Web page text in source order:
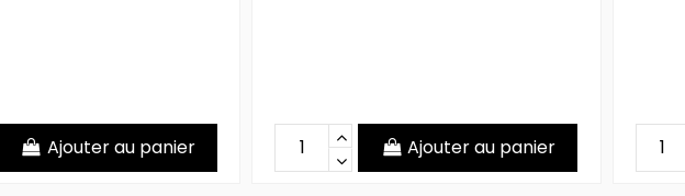
Ajouter au panier Ajouter au panier